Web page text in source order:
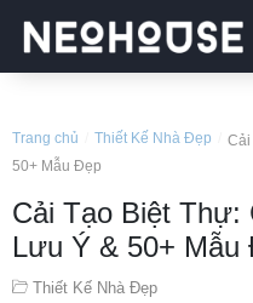
Trang chủ Thiết Kế Nhà Đẹp
Cải
50+ Mẫu Đẹp
Cải Tạo Biệt Thự:
Lưu Ý & 50+ Mẫu
Thiết Kế Nhà Đẹp